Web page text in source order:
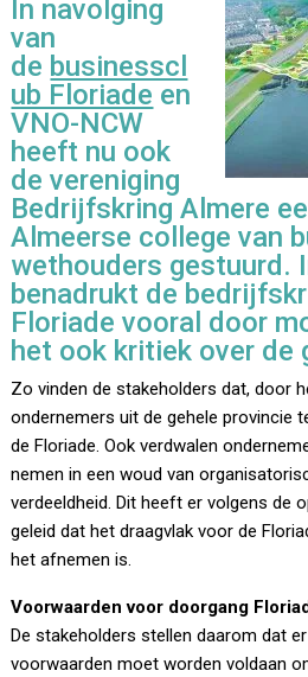
In navolging
van
de businesscl
ub Floriade en
VNO-NCW
heeft nu ook
de vereniging
Bedrijfskring Almere
Almeerse college van
wethouders gestuurd.
benadrukt de
Floriade vooral door
het ook kritiek over de
Zo vinden de stakeholders dat, door
ondernemers uit de gehele provincie
de Floriade. Ook verdwalen
nemen in een woud van
verdeeldheid. Dit heeft er volgens de
geleid dat het draagvlak voor de
het afnemen is.
Voorwaarden voor doorgang
De stakeholders stellen daarom dat
voorwaarden moet worden voldaan